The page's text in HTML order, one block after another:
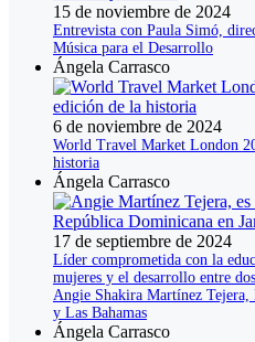
15 de noviembre de 2024
Entrevista con Paula Simó,
Música para el Desarrollo
Ángela Carrasco
6 de noviembre de 2024
World Travel Market London
historia
Ángela Carrasco
17 de septiembre de 2024
Líder comprometida con la
mujeres y el desarrollo entre
Angie Shakira Martínez Tejera,
y Las Bahamas
Ángela Carrasco